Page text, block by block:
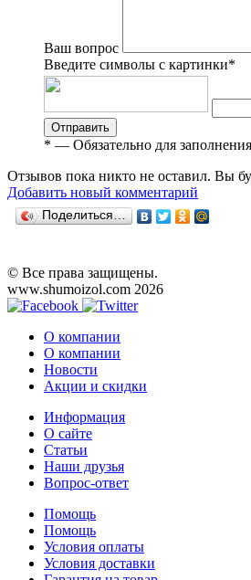
Ваш вопрос
Введите символы с картинки*
Отправить
* — Обязательно для заполнения
Отзывов пока никто не оставил. Вы
Добавить новый комментарий
Поделиться…
© Все права защищены.
www.shumoizol.com 2026
О компании
О компании
Новости
Акции и скидки
Информация
О сайте
Статьи
Наши друзья
Вопрос-ответ
Помощь
Помощь
Условия оплаты
Условия доставки